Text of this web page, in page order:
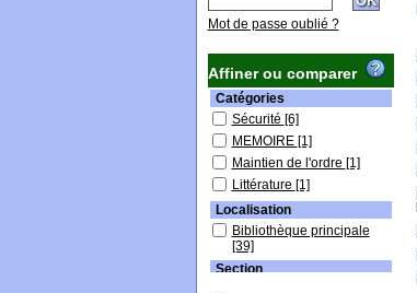
Mot de passe oublié ?
Affiner ou comparer
Catégories
Sécurité [6]
MEMOIRE [1]
Maintien de l'ordre [1]
Littérature [1]
Localisation
Bibliothèque principale
[39]
Section